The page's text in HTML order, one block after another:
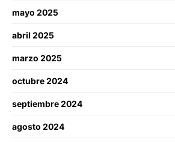
mayo 2025
abril 2025
marzo 2025
octubre 2024
septiembre 2024
agosto 2024